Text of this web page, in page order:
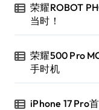
荣耀ROBOT
当时！
荣耀500 Pro
手时机
iPhone 17 Pro